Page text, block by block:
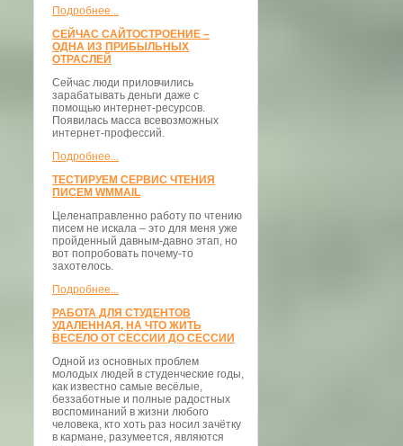
Подробнее...
СЕЙЧАС САЙТОСТРОЕНИЕ –
ОДНА ИЗ ПРИБЫЛЬНЫХ
ОТРАСЛЕЙ
Сейчас люди приловчились
зарабатывать деньги даже с
помощью интернет-ресурсов.
Появилась масса всевозможных
интернет-профессий.
Подробнее...
ТЕСТИРУЕМ СЕРВИС ЧТЕНИЯ
ПИСЕМ WMMAIL
Целенаправленно работу по чтению
писем не искала – это для меня уже
пройденный давным-давно этап, но
вот попробовать почему-то
захотелось.
Подробнее...
РАБОТА ДЛЯ СТУДЕНТОВ
УДАЛЕННАЯ, НА ЧТО ЖИТЬ
ВЕСЕЛО ОТ СЕССИИ ДО СЕССИИ
Одной из основных проблем
молодых людей в студенческие годы,
как известно самые весёлые,
беззаботные и полные радостных
воспоминаний в жизни любого
человека, кто хоть раз носил зачётку
в кармане, разумеется, являются